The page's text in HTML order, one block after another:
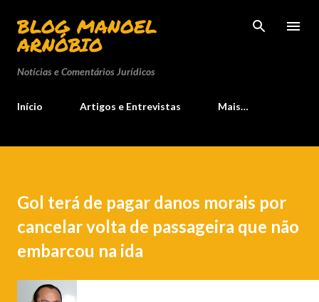
Pular para o conteúdo principal
BLOG MANOEL
ARNÓBIO
Notícias e Comentários Jurídicos
Início Artigos e Entrevistas Mais…
Gol terá de pagar danos morais por
cancelar volta de passageira que não
embarcou na ida